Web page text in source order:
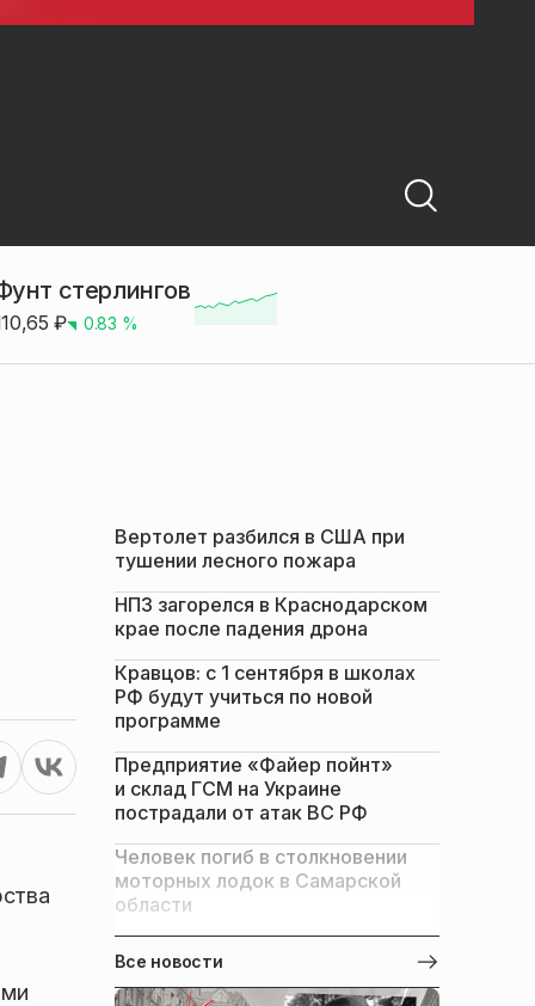
стерлингов
₽ 0.83 %
Вертолет разбился в США при
тушении лесного пожара
НПЗ загорелся в Краснодарском
крае после падения дрона
Кравцов: с 1 сентября в школах
РФ будут учиться по новой
программе
Предприятие «Файер пойнт»
и склад ГСМ на Украине
пострадали от атак ВС РФ
Человек погиб в столкновении
моторных лодок в Самарской
области
Все новости